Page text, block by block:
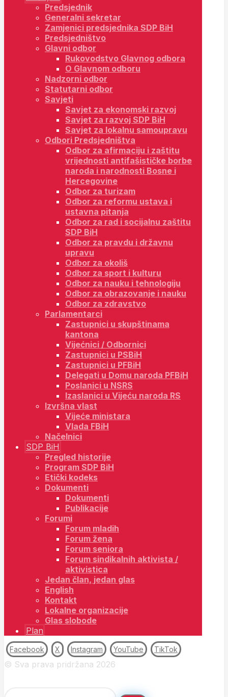
Predsjednik
Generalni sekretar
Zamjenici predsjednika SDP BiH
Predsjedništvo
Glavni odbor
Rukovodstvo Glavnog odbora
O Glavnom odboru
Nadzorni odbor
Statutarni odbor
Savjeti
Savjet za ekonomski razvoj
Savjet za razvoj SDP BiH
Savjet za lokalnu samoupravu
Odbori Predsjedništva
Odbor za afirmaciju i zaštitu
vrijednosti antifašističke borbe
naroda i narodnosti Bosne i
Hercegovine
Odbor za turizam
Odbor za reformu ustava i
ustavna pitanja
Odbor za rad i socijalnu zaštitu
SDP BiH
Odbor za pravdu i državnu
upravu
Odbor za okoliš
Odbor za sport i kulturu
Odbor za nauku i tehnologiju
Odbor za obrazovanje i nauku
Odbor za zdravstvo
Parlamentarci
Zastupnici u skupštinama
kantona
Vijećnici / Odbornici
Zastupnici u PSBiH
Zastupnici u PFBiH
Delegati u Domu naroda PFBiH
Poslanici u NSRS
Izaslanici u Vijeću naroda RS
Izvršna vlast
Vijeće ministara
Vlada FBiH
Načelnici
SDP BiH
Pregled historije
Program SDP BiH
Etički kodeks
Dokumenti
Dokumenti
Publikacije
Forumi
Forum mladih
Forum žena
Forum seniora
Forum sindikalnih aktivista /
aktivistica
Jedan član, jedan glas
English
Kontakt
Lokalne organizacije
Glas slobode
Plan
Facebook X Instagram YouTube TikTok
© Sva prava pridržana 2026